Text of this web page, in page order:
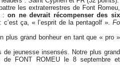
les extraterrestres de Font Romeu,
:on ne devrait récompenser des six
: c’est ça, « l’esprit de la pentagolf ». Fo
plus grand bonheur en tant que « pro »
jeunesse insensés. Notre plus grand
de FONT ROMEU le 8 septembre et